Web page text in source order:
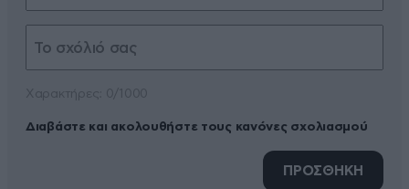
Διαβάστε και ακολουθήστε τους κανόνες σχολιασμού
ΠΡΟΣΘΗΚΗ